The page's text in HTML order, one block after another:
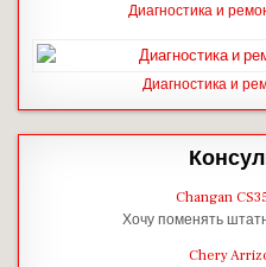
Диагностика и
Диагностика и
Changan
Хочу поменять
Chery